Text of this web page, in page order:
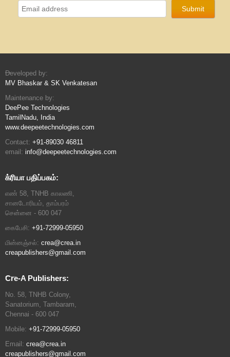
Developed by:
MV Bhaskar & SK Venkatesan
Maintenance by:
DeePee Technologies
TamilNadu, India
www.deepeetechnologies.com
Contact: +91-89030 46811
email: info@deepeetechnologies.com
க்ரியா பதிப்பகம்:
எண் 58, TNHB காலணி,
சானடோரியம், தாம்பரம்
சென்னை - 600 047
கைபேசி: +91-72999-05950
மின்னஞ்சல்: crea@crea.in
creapublishers@gmail.com
Cre-A Publishers:
No. 58, TNHB Colony,
Sanatorium, Tambaram,
Chennai - 600 047
Mobile: +91-72999-05950
Email: crea@crea.in
creapublishers@gmail.com